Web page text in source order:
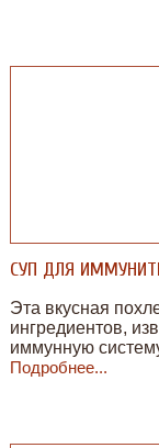
СУП ДЛЯ
Эта вкусная
ингредиентов,
иммунную
Подробнее...